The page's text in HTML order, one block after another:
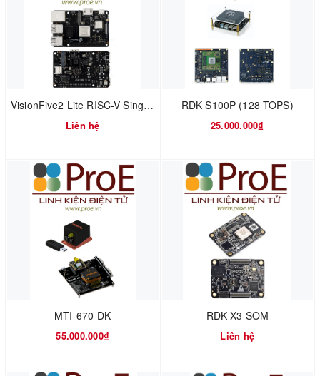
VisionFive2 Lite RISC-V Single Board Computer, JH-7110S Processor With Integrated 3D GPU, Based On Linux
Liên hệ
RDK S100P (128 TOPS)
25.000.000₫
MTI-670-DK
55.000.000₫
RDK X3 SOM
Liên hệ